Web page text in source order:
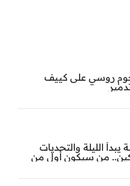
هجوم روسي على كييف
يبدأ الليلة والتحديات
بانتظار المشاركين.. من سيكون أول من
تابعوا الحلقة الأولى الساعة 22:00 على قناة